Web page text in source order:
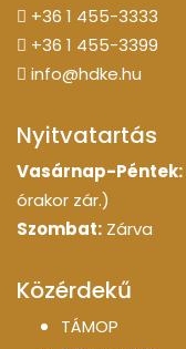
+36 1 455-3333
+36 1 455-3399
info@hdke.hu
Nyitvatartás
Vasárnap-Péntek:
órakor zár.)
Szombat: Zárva
Közérdekű
TÁMOP